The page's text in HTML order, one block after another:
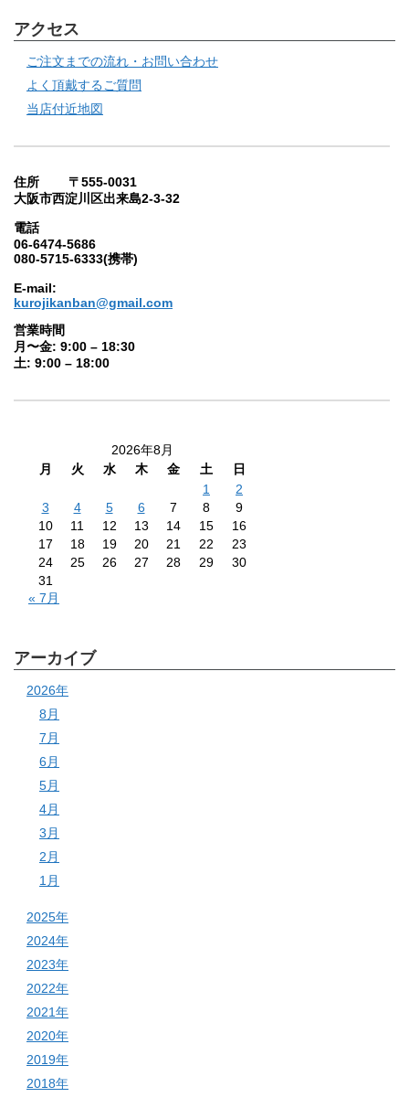
アクセス
ご注文までの流れ・お問い合わせ
よく頂戴するご質問
当店付近地図
住所 〒555-0031
大阪市西淀川区出来島2-3-32
電話
06-6474-5686
080-5715-6333(携帯)
E-mail:
kurojikanban@gmail.com
営業時間
月〜金: 9:00 – 18:30
土: 9:00 – 18:00
2026年8月
月
火 水 木 金 土
日
1
2
3
4 5 6 7 8
9
10
11 12 13 14 15
16
17
18 19 20 21 22
23
24
25 26 27 28 29
30
31
« 7月
アーカイブ
2026年
8月
7月
6月
5月
4月
3月
2月
1月
2025年
2024年
2023年
2022年
2021年
2020年
2019年
2018年